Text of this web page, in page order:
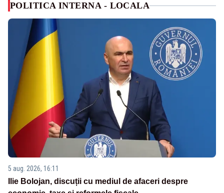
POLITICA INTERNA - LOCALA
5 aug. 2026, 16:11
Ilie Bolojan, discuții cu mediul de afaceri despre